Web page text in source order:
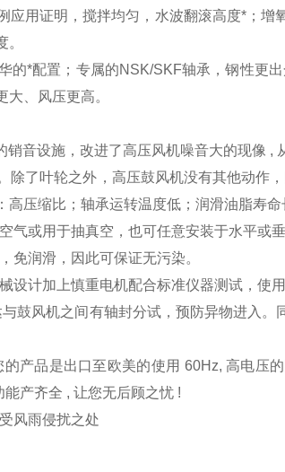
应用证明，搅拌均匀，水波翻滚高度*；增
的*配置；专属的NSK/SKF轴承，钢性更
、风压更高。
音设施，改进了高压风机噪音大的现像 ,
除了叶轮之外，高压鼓风机没有其他动作
压缩比；轴承运转温度低；润滑油脂寿命
或用于抽真空，也可任意安装于水平或垂
免润滑，因此可保证无污染。
设计加上慎重电机配合标准仪器测试，使
鼓风机之间有轴封分试，预防异物进入。
产品是出口至欧美的使用 60Hz, 高电压
产齐全 , 让您无后顾之忧 !
风雨侵扰之处